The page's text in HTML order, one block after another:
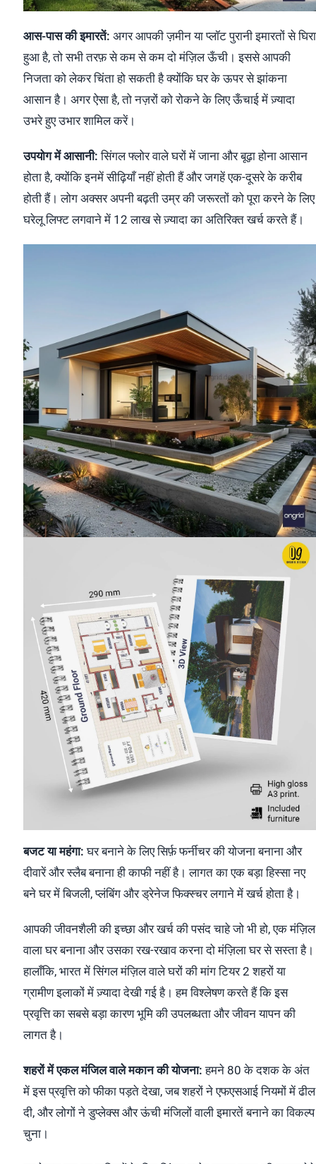
आस-पास की इमारतें: अगर आपकी ज़मीन या प्लॉट पुरानी इमारतों से घिरा
हुआ है, तो सभी तरफ़ से कम से कम दो मंज़िल ऊँची। इससे आपकी
निजता को लेकर चिंता हो सकती है क्योंकि घर के ऊपर से झांकना
आसान है। अगर ऐसा है, तो नज़रों को रोकने के लिए ऊँचाई में ज़्यादा
उभरे हुए उभार शामिल करें।
उपयोग में आसानी: सिंगल फ्लोर वाले घरों में जाना और बूढ़ा होना आसान
होता है, क्योंकि इनमें सीढ़ियाँ नहीं होती हैं और जगहें एक-दूसरे के करीब
होती हैं। लोग अक्सर अपनी बढ़ती उम्र की जरूरतों को पूरा करने के लिए
घरेलू लिफ्ट लगवाने में 12 लाख से ज़्यादा का अतिरिक्त खर्च करते हैं।
बजट या महंगा: घर बनाने के लिए सिर्फ़ फर्नीचर की योजना बनाना और
दीवारें और स्लैब बनाना ही काफी नहीं है। लागत का एक बड़ा हिस्सा नए
बने घर में बिजली, प्लंबिंग और ड्रेनेज फिक्स्चर लगाने में खर्च होता है।
आपकी जीवनशैली की इच्छा और खर्च की पसंद चाहे जो भी हो, एक मंज़िल
वाला घर बनाना और उसका रख-रखाव करना दो मंज़िला घर से सस्ता है।
हालाँकि, भारत में सिंगल मंज़िल वाले घरों की मांग टियर 2 शहरों या
ग्रामीण इलाकों में ज़्यादा देखी गई है। हम विश्लेषण करते हैं कि इस
प्रवृत्ति का सबसे बड़ा कारण भूमि की उपलब्धता और जीवन यापन की
लागत है।
शहरों में एकल मंजिल वाले मकान की योजना: हमने 80 के दशक के अंत
में इस प्रवृत्ति को फीका पड़ते देखा, जब शहरों ने एफएसआई नियमों में ढील
दी, और लोगों ने डुप्लेक्स और ऊंची मंजिलों वाली इमारतें बनाने का विकल्प
चुना।